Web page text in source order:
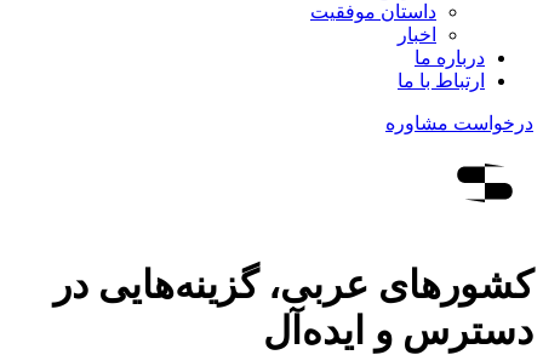
داستان موفقیت
اخبار
درباره ما
ارتباط‌ با‌ ما
درخواست مشاوره
کشورهای عربی، گزینه‌هایی در
دسترس و ایده‌آل